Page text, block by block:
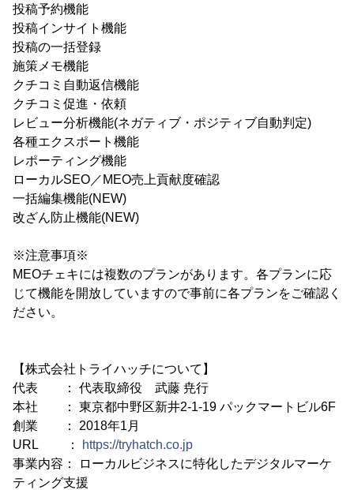
投稿予約機能
投稿インサイト機能
投稿の一括登録
施策メモ機能
クチコミ自動返信機能
クチコミ促進・依頼
レビュー分析機能(ネガティブ・ポジティブ自動判定)
各種エクスポート機能
レポーティング機能
ローカルSEO／MEO売上貢献度確認
一括編集機能(NEW)
改ざん防止機能(NEW)
※注意事項※
MEOチェキには複数のプランがあります。各プランに応
じて機能を開放していますので事前に各プランをご確認く
ださい。
【株式会社トライハッチについて】
代表 ： 代表取締役 武藤 尭行
本社 ： 東京都中野区新井2-1-19 パックマートビル6F
創業 ： 2018年1月
URL ：
https://tryhatch.co.jp
事業内容： ローカルビジネスに特化したデジタルマーケ
ティング支援